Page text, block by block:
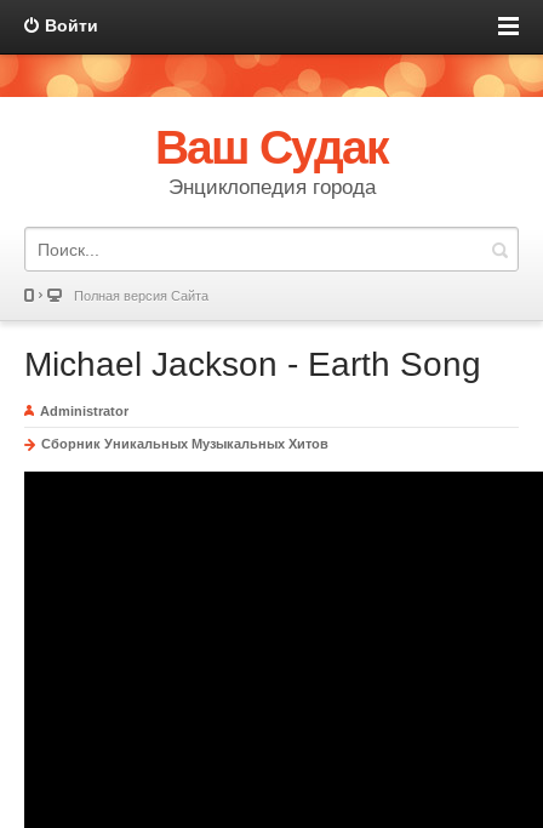
Войти
Ваш Судак
Энциклопедия города
Полная версия Сайта
Michael Jackson - Earth Song
Administrator
Сборник Уникальных Музыкальных Хитов